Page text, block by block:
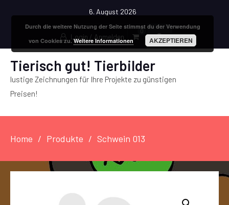
6. August 2026
Login / Anmelden
0
Tierisch gut! Tierbilder
lustige Zeichnungen für Ihre Projekte zu günstigen
Preisen!
Home Produkte Schwein 013
Durch die weitere Nutzung der Seite stimmst du der Verwendung
von Cookies zu.Weitere Informationen AKZEPTIEREN